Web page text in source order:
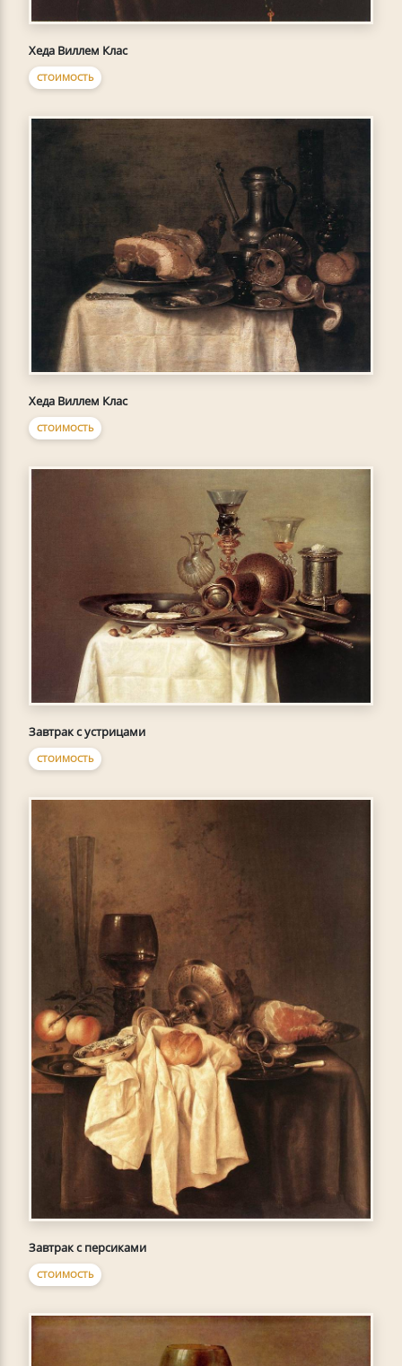
Хеда Виллем Клас
СТОИМОСТЬ
Хеда Виллем Клас
СТОИМОСТЬ
Завтрак с устрицами
СТОИМОСТЬ
Завтрак с персиками
СТОИМОСТЬ